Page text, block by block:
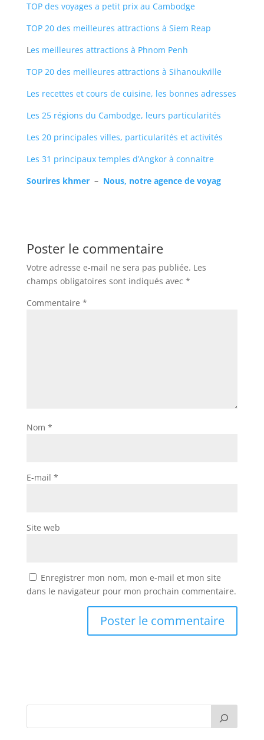
TOP des voyages a petit prix au Cambodge
TOP 20 des meilleures attractions à Siem Reap
Les meilleures attractions à Phnom Penh
TOP 20 des meilleures attractions à Sihanoukville
Les recettes et cours de cuisine, les bonnes adresses
Les 25 régions du Cambodge, leurs particularités
Les 20 principales villes, particularités et activités
Les 31 principaux temples d’Angkor à connaitre
Sourires khmer– Nous, notre agence de voyag
Poster le commentaire
Votre adresse e-mail ne sera pas publiée. Les
champs obligatoires sont indiqués avec *
Commentaire *
Nom *
E-mail *
Site web
Enregistrer mon nom, mon e-mail et mon site
dans le navigateur pour mon prochain commentaire.